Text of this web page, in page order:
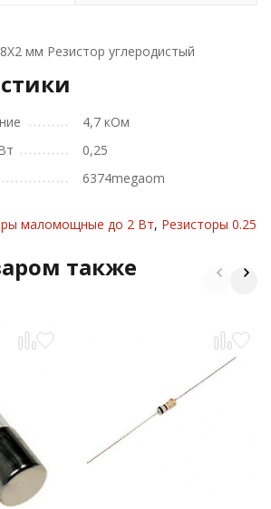
мм Резистор углеродистый
4,7 кОм
0,25
6374megaom
маломощные до 2 Вт, Резисторы 0.25
также